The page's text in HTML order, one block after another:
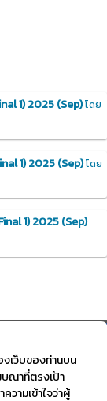
1) 2025 (Sep)โดย
1) 2025 (Sep)โดย
1) 2025 (Sep)
เว็บของท่านบน
ษณาที่ตรงเป้า
วามเข้าใจว่าผู้
by Course